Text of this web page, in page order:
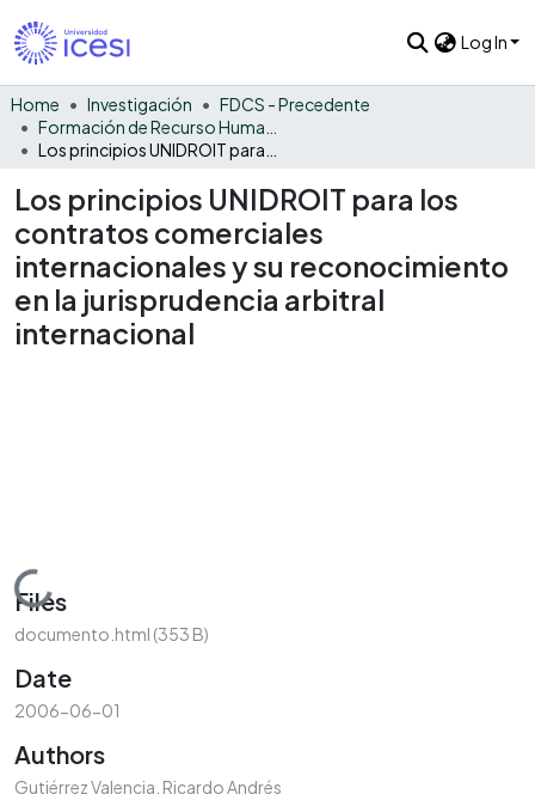
Log In
Home Investigación
FDCS - Precedente
Los principios UNIDROIT para los
contratos comerciales
internacionales y su reconocimiento
en la jurisprudencia arbitral
internacional
Loading...
Files
documento.html (353 B)
Date
2006-06-01
Authors
Gutiérrez Valencia, Ricardo Andrés